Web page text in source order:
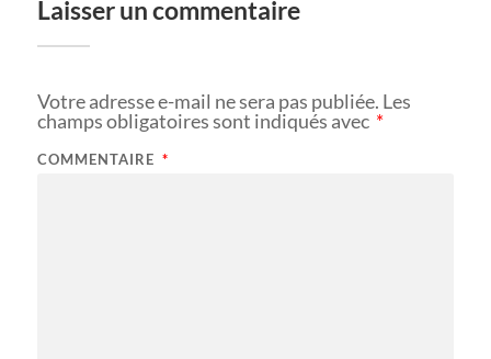
Laisser un commentaire
Votre adresse e-mail ne sera pas publiée. Les
champs obligatoires sont indiqués avec *
COMMENTAIRE *